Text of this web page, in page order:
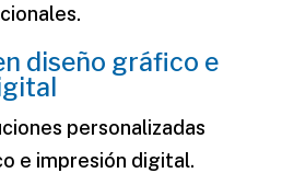
diseño gráfico e
personalizadas
e impresión digital.